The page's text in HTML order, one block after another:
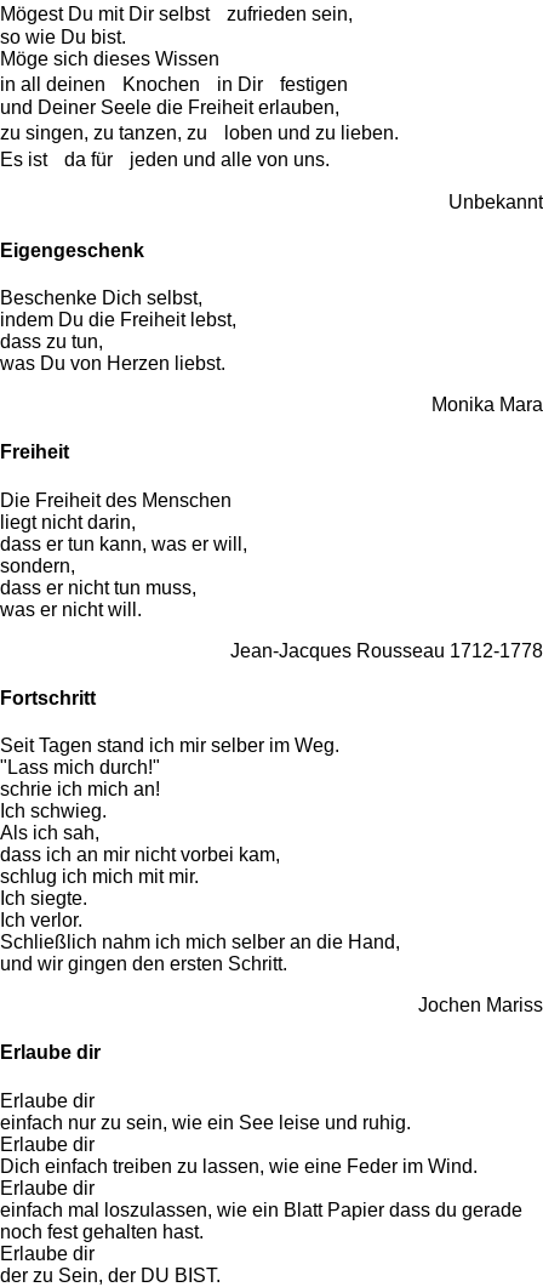
Mögest Du mit Dir selbst zufrieden sein,
so wie Du bist.
Möge sich dieses Wissen
in all deinen Knochen in Dir festigen
und Deiner Seele die Freiheit erlauben,
zu singen, zu tanzen, zu loben und zu lieben.
Es ist da für jeden und alle von uns.
Unbekannt
Eigengeschenk
Beschenke Dich selbst,
indem Du die Freiheit lebst,
dass zu tun,
was Du von Herzen liebst.
Monika Mara
Freiheit
Die Freiheit des Menschen
liegt nicht darin,
dass er tun kann, was er will,
sondern,
dass er nicht tun muss,
was er nicht will.
Jean-Jacques Rousseau 1712-1778
Fortschritt
Seit Tagen stand ich mir selber im Weg.
"Lass mich durch!"
schrie ich mich an!
Ich schwieg.
Als ich sah,
dass ich an mir nicht vorbei kam,
schlug ich mich mit mir.
Ich siegte.
Ich verlor.
Schließlich nahm ich mich selber an die Hand,
und wir gingen den ersten Schritt.
Jochen Mariss
Erlaube dir
Erlaube dir
einfach nur zu sein, wie ein See leise und ruhig.
Erlaube dir
Dich einfach treiben zu lassen, wie eine Feder im Wind.
Erlaube dir
einfach mal loszulassen, wie ein Blatt Papier dass du gerade
noch fest gehalten hast.
Erlaube dir
der zu Sein, der DU BIST.